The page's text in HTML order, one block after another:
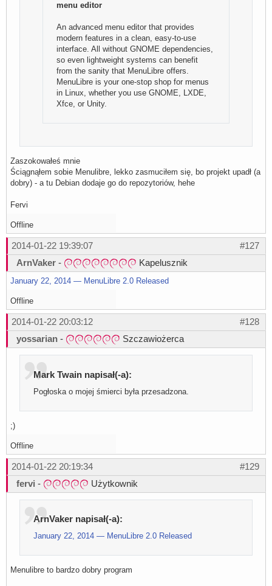
menu editor
An advanced menu editor that provides
modern features in a clean, easy-to-use
interface. All without GNOME dependencies,
so even lightweight systems can benefit
from the sanity that MenuLibre offers.
MenuLibre is your one-stop shop for menus
in Linux, whether you use GNOME, LXDE,
Xfce, or Unity.
Zaszokowałeś mnie
Ściągnąłem sobie Menulibre, lekko zasmuciłem się, bo projekt upadł (a
dobry) - a tu Debian dodaje go do repozytoriów, hehe
Fervi
Offline
#127
2014-01-22 19:39:07
ArnVaker - Kapelusznik
January 22, 2014 — MenuLibre 2.0 Released
Offline
#128
2014-01-22 20:03:12
yossarian - Szczawiożerca
Mark Twain napisał(-a):
Pogłoska o mojej śmierci była przesadzona.
;)
Offline
#129
2014-01-22 20:19:34
fervi - Użytkownik
ArnVaker napisał(-a):
January 22, 2014 — MenuLibre 2.0 Released
Menulibre to bardzo dobry program